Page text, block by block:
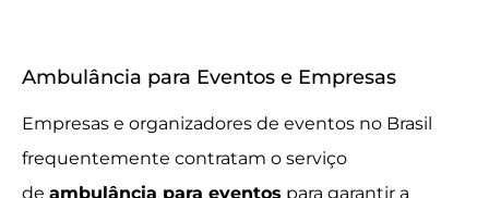
Ambulância para Eventos e Empresas
Empresas e organizadores de eventos no Brasil
frequentemente contratam o serviço
de ambulância para eventos para garantir a